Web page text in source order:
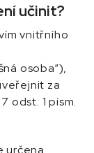
učinit?
vnitřního
osoba“),
za
odst. 1 písm.
určena